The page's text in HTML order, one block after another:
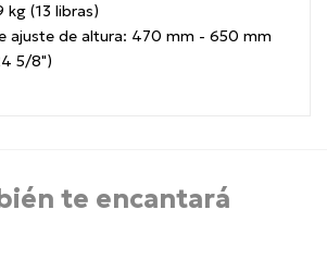
kg (13 libras)
ajuste de altura: 470 mm - 650 mm
5/8")
te encantará